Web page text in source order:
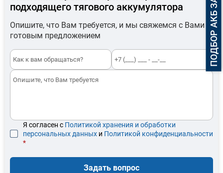
подходящего тягового аккумулятора
Опишите, что Вам требуется, и мы свяжемся с Вами с
готовым предложением
Я согласен с Политикой хранения и обработки
персональных данных и Политикой конфиденциальности
*
Задать вопрос